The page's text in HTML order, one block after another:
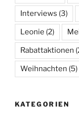
Interviews (3)
Leonie (2)
Rabattaktionen
Weihnachten (5)
KATEGORIEN